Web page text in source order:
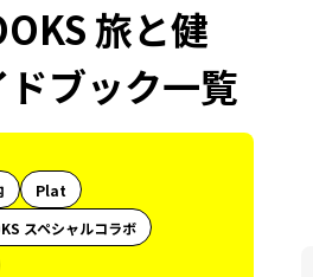
旅と健
ブック一覧
Plat
スペシャルコラボ